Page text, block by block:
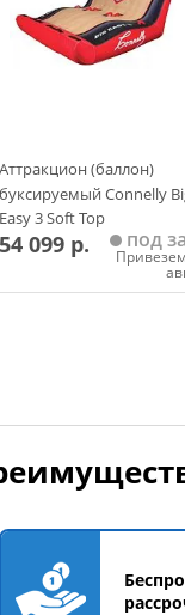
Аттракцион (баллон)
буксируемый Connelly
Easy 3 Soft Top
54 099 р. под